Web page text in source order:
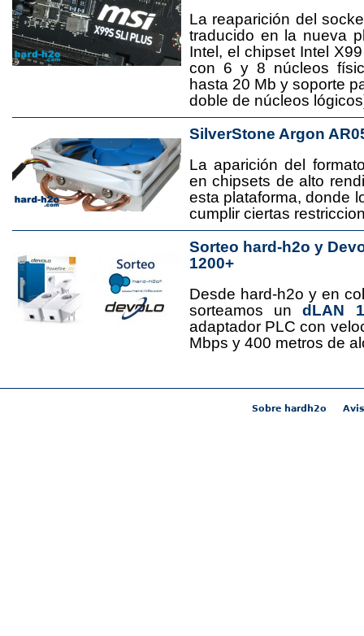
La reaparición del
traducido en la nueva
Intel, el chipset Intel
con 6 y 8 núcleos
hasta 20 Mb y soporte
doble de núcleos
SilverStone Argon
La aparición del
en chipsets de alto
esta plataforma, donde
cumplir ciertas
Sorteo hard-h2o y
1200+
Desde hard-h2o y en
sorteamos undLAN
adaptador PLC con
Mbps y 400 metros de
Sobre hardh2o